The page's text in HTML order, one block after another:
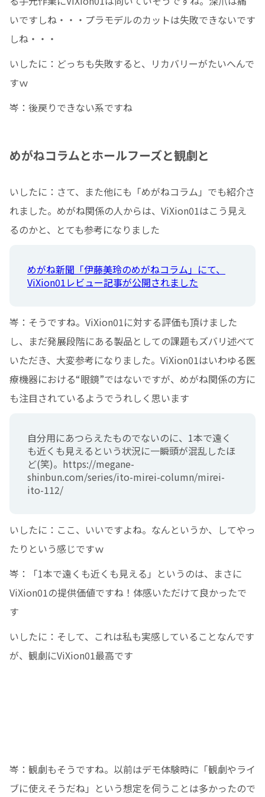
いですしね・・・プラモデルのカットは失敗できないです
しね・・・
いしたに：どっちも失敗すると、リカバリーがたいへんで
すｗ
岑：後戻りできない系ですね
めがねコラムとホールフーズと観劇と
いしたに：さて、また他にも「めがねコラム」でも紹介さ
れました。めがね関係の人からは、ViXion01はこう見え
るのかと、とても参考になりました
めがね新聞「伊藤美玲のめがねコラム」にて、
ViXion01レビュー記事が公開されました
岑：そうですね。ViXion01に対する評価も頂けました
し、まだ発展段階にある製品としての課題もズバリ述べて
いただき、大変参考になりました。ViXion01はいわゆる医
療機器における“眼鏡”ではないですが、めがね関係の方に
も注目されているようでうれしく思います
自分用にあつらえたものでないのに、1本で遠く
も近くも見えるという状況に一瞬頭が混乱したほ
ど(笑)。https://megane-
shinbun.com/series/ito-mirei-column/mirei-
ito-112/
いしたに：ここ、いいですよね。なんというか、してやっ
たりという感じですｗ
岑：「1本で遠くも近くも見える」というのは、まさに
ViXion01の提供価値ですね！体感いただけて良かったで
す
いしたに：そして、これは私も実感していることなんです
が、観劇にViXion01最高です
岑：観劇もそうですね。以前はデモ体験時に「観劇やライ
ブに使えそうだね」という想定を伺うことは多かったので